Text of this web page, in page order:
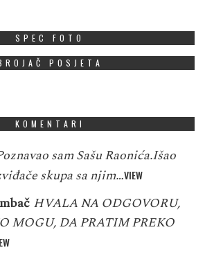
SPEC FOTO
POSJETA
KOMENTARI
sam Sašu Raonića.Išao
skupa sa njim…VIEW
HVALA NA ODGOVORU,
MOGU, DA PRATIM PREKO